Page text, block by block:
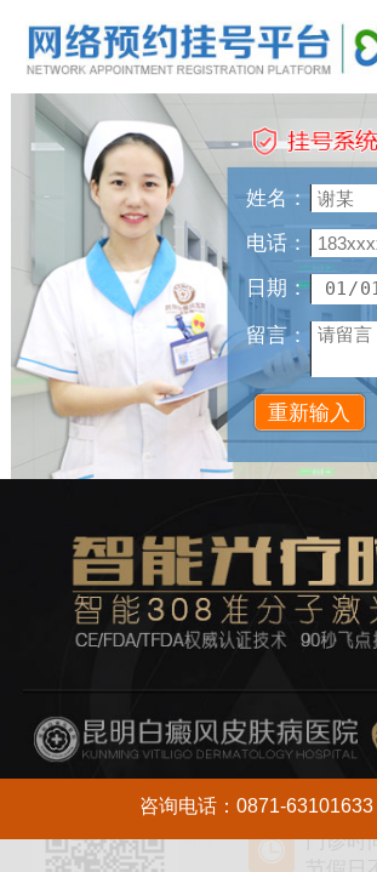
姓名：
电话：
日期：
留言：
门诊时
咨询电话：0871-63101633